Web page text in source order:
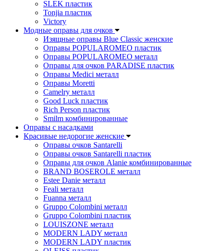
SLEK пластик
Tonjia пластик
Victory
Модные оправы для очков
Изящные оправы Blue Classic женские
Оправы POPULAROMEO пластик
Оправы POPULAROMEO металл
Оправы для очков PARADISE пластик
Оправы Medici металл
Оправы Moretti
Camelry металл
Good Luck пластик
Rich Person пластик
Smilm комбинированные
Оправы с насадками
Красивые недорогие женские
Оправы очков Santarelli
Оправы очков Santarelli пластик
Оправы для очков Alanie комбинированные
BRAND BOSEROLE металл
Estee Danie металл
Feali металл
Fuanna металл
Gruppo Colombini металл
Gruppo Colombini пластик
LOUISZONE металл
MODERN LADY металл
MODERN LADY пластик